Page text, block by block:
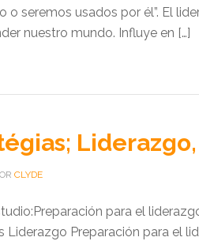
o seremos usados por él”. El
nuestro mundo. Influye en […]
CLYDE
para el
Liderazgo Preparación para el